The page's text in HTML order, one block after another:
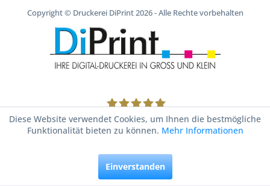
Copyright © Druckerei DiPrint 2026 - Alle Rechte vorbehalten
1805Bewertungen auf ProvenExpert.com
Diese Website verwendet Cookies, um Ihnen die bestmögliche
Funktionalität bieten zu können. Mehr Informationen
Einverstanden